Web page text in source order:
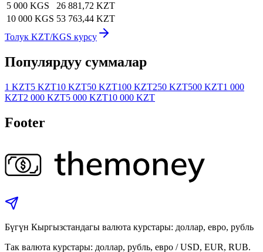
5 000 KGS
26 881,72 KZT
10 000 KGS 53 763,44 KZT
Толук KZT/KGS курсу
Популярдуу суммалар
1 KZT5 KZT10 KZT50 KZT100 KZT250 KZT500 KZT1 000
KZT2 000 KZT5 000 KZT10 000 KZT
Footer
Бүгүн Кыргызстандагы валюта курстары: доллар, евро, рубль
Так валюта курстары: доллар, рубль, евро / USD, EUR, RUB.